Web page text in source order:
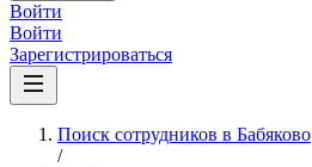
Войти
Войти
Зарегистрироваться
Поиск сотрудников в Бабяково
/